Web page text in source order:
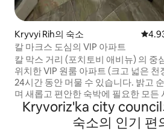
Kryvyi Rih의 숙소 평점
칼 마크스 도심의 VIP 아파트
칼 막스 거리 (포치토비 애비뉴) 의 중
위치한 VIP 원룸 아파트 (크고 넓은 천
24시간 동안 머물 수 있습니다. 밝고
며 새롭고 편안한 숙박에 필요한 모든
이 갖춰져 있습니다. '킹 사이즈' 의 아
고 편리한 침대, 신선한 침구와 수건,
TV, 초고속 인터넷 와이파이... 이 아
Kryvoriz'ka city council
숙소의 인기 편